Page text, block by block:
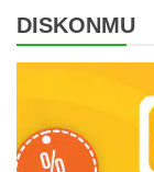
DISKONMU